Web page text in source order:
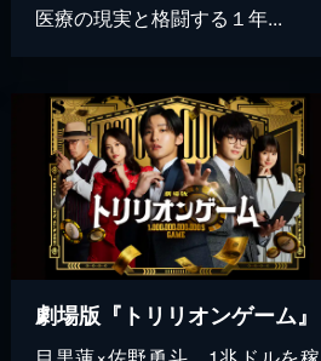
医療の現実と格闘する１年...
劇場版『トリリオンゲーム』